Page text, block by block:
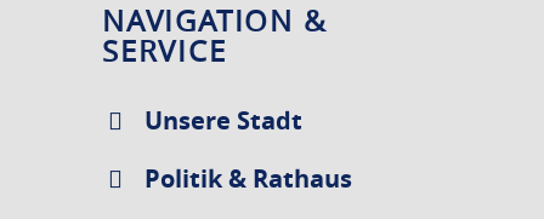
NAVIGATION &
SERVICE
Unsere Stadt
Politik & Rathaus